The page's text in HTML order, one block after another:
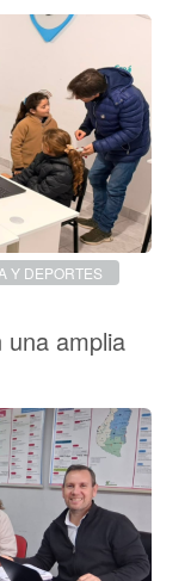
Y DEPORTES
una amplia